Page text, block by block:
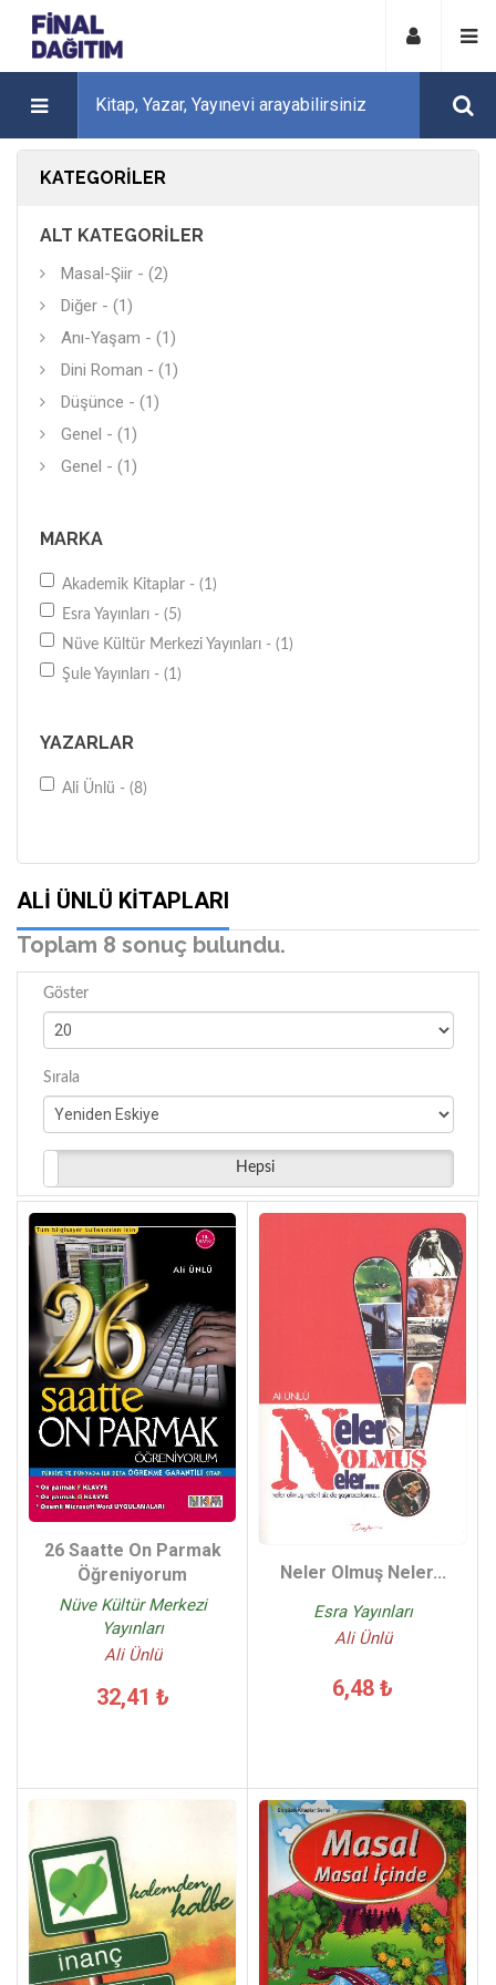
KATEGORILER
ALT KATEGORILER
Masal-Şiir - (2)
Diğer - (1)
Anı-Yaşam - (1)
Dini Roman - (1)
Düşünce - (1)
Genel - (1)
Genel - (1)
MARKA
Akademik Kitaplar - (1)
Esra Yayınları - (5)
Nüve Kültür Merkezi Yayınları - (1)
Şule Yayınları - (1)
YAZARLAR
Ali Ünlü - (8)
ALI ÜNLÜ KITAPLARI
Toplam 8 sonuç bulundu.
Göster
Sırala
Hepsi
26 Saatte On Parmak
Öğreniyorum
Nüve Kültür Merkezi
Yayınları
Ali Ünlü
32,41 ₺
Neler Olmuş Neler...
Esra Yayınları
Ali Ünlü
6,48 ₺